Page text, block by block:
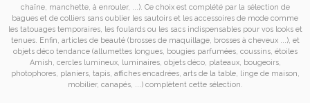
chaîne, manchette, à enrouler, ...). Ce choix est complété par la sélection de
bagues et de colliers sans oublier les sautoirs et les accessoires de mode comme
les tatouages temporaires, les foulards ou les sacs indispensables pour vos looks et
tenues. Enfin, articles de beauté (brosses de maquillage, brosses à cheveux ...), et
objets déco tendance (allumettes longues, bougies parfumées, coussins, étoiles
Amish , cercles lumineux, luminaires, objets déco, plateaux, bougeoirs,
photophores, planiers, tapis, affiches encadrées, arts de la table, linge de maison,
mobilier, canapés, ...) complètent cette sélection.